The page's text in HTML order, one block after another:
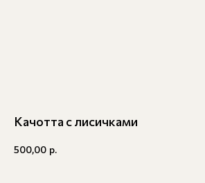
Качотта с лисичками
500,00 р.